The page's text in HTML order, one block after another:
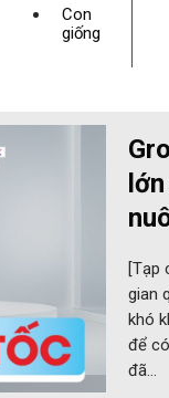
Con
giống
[Tạp
gian
khó
để
đã…